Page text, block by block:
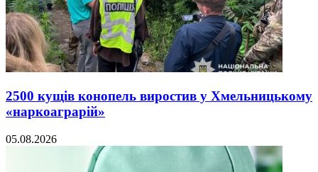
2500 кущів конопель виростив у Хмельницькому
«наркоаграрій»
05.08.2026